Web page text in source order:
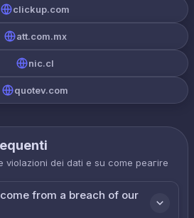
clickup.com
att.com.mx
nic.cl
quotev.com
violazioni dei dati e su come реагire
from a breach of our